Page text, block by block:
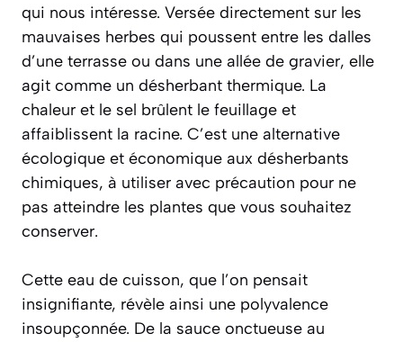
qui nous intéresse. Versée directement sur les
mauvaises herbes qui poussent entre les dalles
d’une terrasse ou dans une allée de gravier, elle
agit comme un désherbant thermique. La
chaleur et le sel brûlent le feuillage et
affaiblissent la racine. C’est une alternative
écologique et économique aux désherbants
chimiques, à utiliser avec précaution pour ne
pas atteindre les plantes que vous souhaitez
conserver.
Cette eau de cuisson, que l’on pensait
insignifiante, révèle ainsi une polyvalence
insoupçonnée. De la sauce onctueuse au